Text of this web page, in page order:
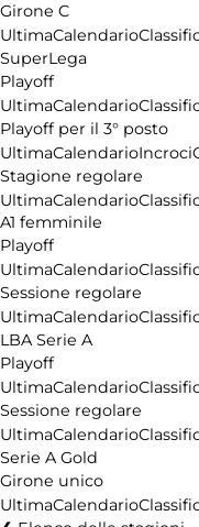
Girone C
UltimaCalendario
SuperLega
Playoff
UltimaCalendario
Playoff per il 3° posto
UltimaCalendarioIncroci
Stagione regolare
UltimaCalendario
A1 femminile
Playoff
UltimaCalendario
Sessione regolare
UltimaCalendario
LBA Serie A
Playoff
UltimaCalendario
Sessione regolare
UltimaCalendario
Serie A Gold
Girone unico
UltimaCalendario